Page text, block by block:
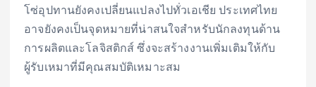
โซ่อุปทานยังคงเปลี่ยนแปลงไปทั่วเอเชีย ประเทศไทย
อาจยังคงเป็นจุดหมายที่น่าสนใจสำหรับนักลงทุนด้าน
การผลิตและโลจิสติกส์ ซึ่งจะสร้างงานเพิ่มเติมให้กับ
ผู้รับเหมาที่มีคุณสมบัติเหมาะสม